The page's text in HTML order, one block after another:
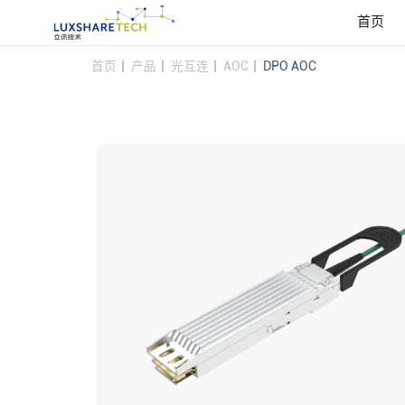
首页
首页 产品 光互连 AOC DPO AOC